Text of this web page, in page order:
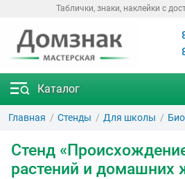
Таблички, знаки, наклейки с
Каталог
Главная Стенды Для школы
Стенд
растений и домашних